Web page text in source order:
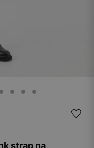
strap na